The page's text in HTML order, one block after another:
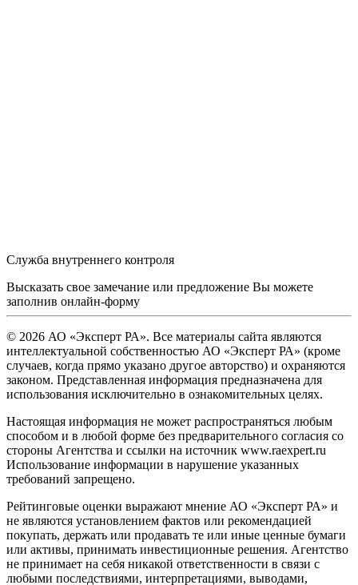
Служба внутреннего контроля
Высказать свое замечание или предложение Вы можете
заполнив онлайн-форму
© 2026 АО «Эксперт РА». Все материалы сайта являются
интеллектуальной собственностью АО «Эксперт РА» (кроме
случаев, когда прямо указано другое авторство) и охраняются
законом. Представленная информация предназначена для
использования исключительно в ознакомительных целях.
Настоящая информация не может распространяться любым
способом и в любой форме без предварительного согласия со
стороны Агентства и ссылки на источник www.raexpert.ru
Использование информации в нарушение указанных
требований запрещено.
Рейтинговые оценки выражают мнение АО «Эксперт РА» и
не являются установлением фактов или рекомендацией
покупать, держать или продавать те или иные ценные бумаги
или активы, принимать инвестиционные решения. Агентство
не принимает на себя никакой ответственности в связи с
любыми последствиями, интерпретациями, выводами,